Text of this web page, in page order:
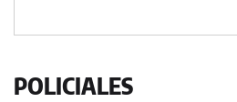
POLICIALES